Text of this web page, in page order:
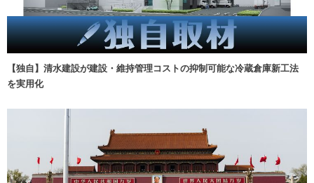
【独自】清水建設が建設・維持管理コストの抑制可能な冷蔵倉庫新工法
を実用化